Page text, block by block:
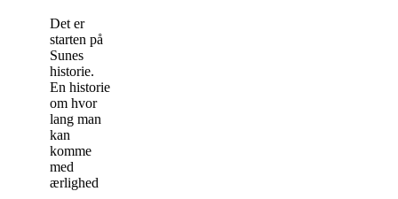
Det er
starten på
Sunes
historie.
En historie
om hvor
lang man
kan
komme
med
ærlighed